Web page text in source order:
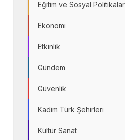
Eğitim ve Sosyal Politikalar
Ekonomi
Etkinlik
Gündem
Güvenlik
Kadim Türk Şehirleri
Kültür Sanat